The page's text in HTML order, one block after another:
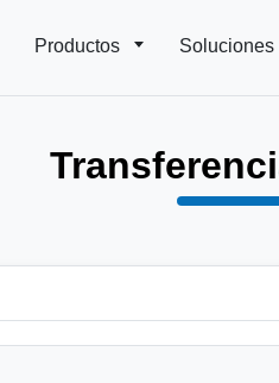
Productos Soluciones